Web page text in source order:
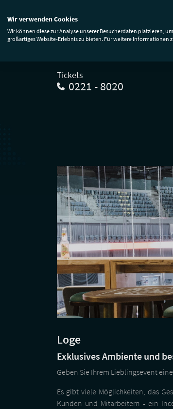
Events & Tickets
Tickets
0221 - 8020
Loge
Exklusives Ambiente und
Geben Sie Ihrem Lieblingsevent
Es gibt viele Möglichkeiten, das
Kunden und Mitarbeitern - ein
Wir verwenden Cookies
Wir können diese zur Analyse unserer Besucherdaten platzieren,
großartiges Website-Erlebnis zu bieten. Für weitere Informationen